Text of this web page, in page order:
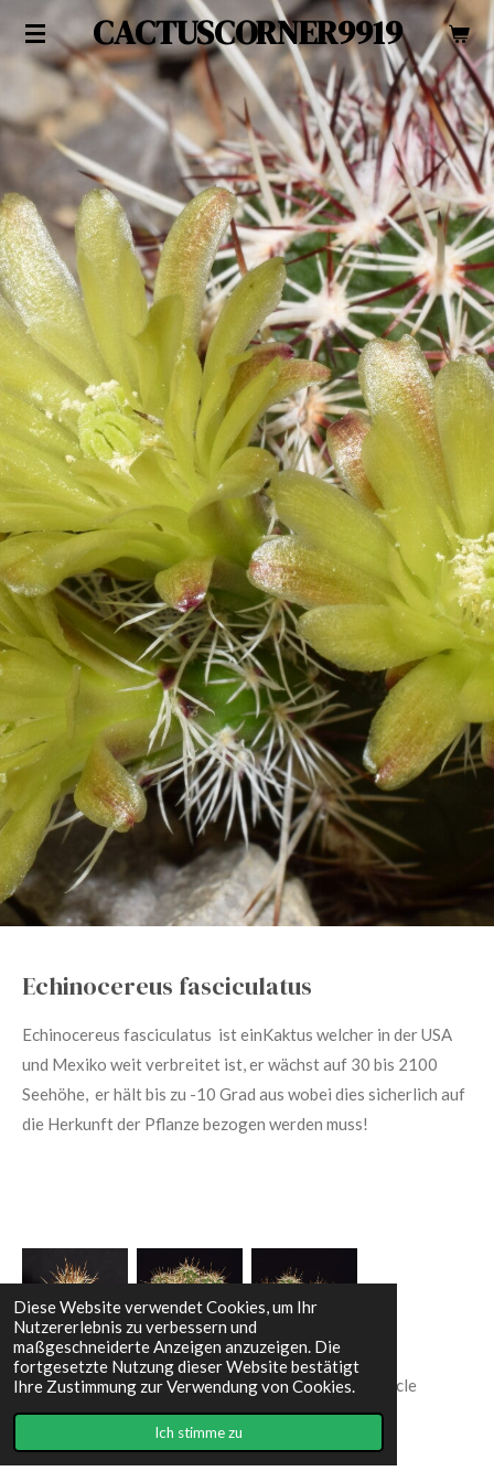
Diese Website verwendet Cookies, um Ihr
Nutzererlebnis zu verbessern und
maßgeschneiderte Anzeigen anzuzeigen. Die
fortgesetzte Nutzung dieser Website bestätigt
Ihre Zustimmung zur Verwendung von Cookies.
Ich stimme zu
Zum
Hauptinhalt
springen
CACTUSCORNER9919
Echinocereus fasciculatus
Echinocereus fasciculatus ist einKaktus welcher in der USA
und Mexiko weit verbreitet ist, er wächst auf 30 bis 2100
Seehöhe, er hält bis zu -10 Grad aus wobei dies sicherlich auf
die Herkunft der Pflanze bezogen werden muss!
Echinocereusfasciculatus, MAO 003, Tucson - Oracle
[EC072]